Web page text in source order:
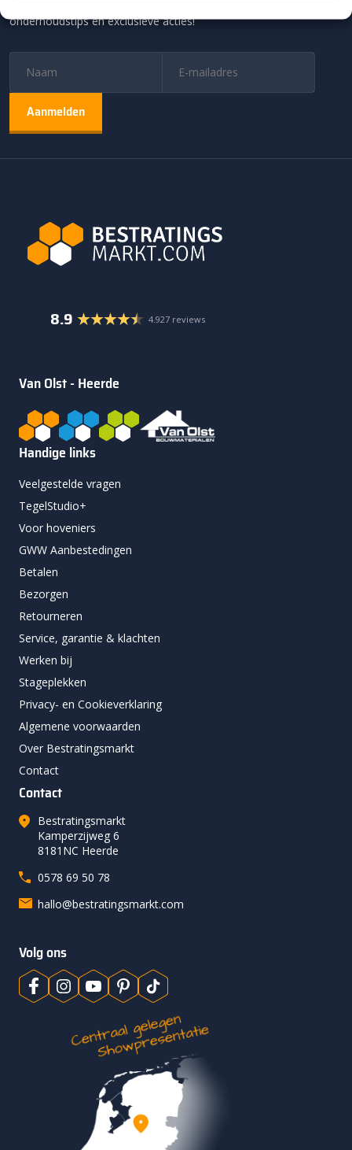
onderhoudstips en exclusieve acties!
8.9 4.927 reviews
Van Olst - Heerde
Handige links
Veelgestelde vragen
TegelStudio+
Voor hoveniers
GWW Aanbestedingen
Betalen
Bezorgen
Retourneren
Service, garantie & klachten
Werken bij
Stageplekken
Privacy- en Cookieverklaring
Algemene voorwaarden
Over Bestratingsmarkt
Contact
Contact
Bestratingsmarkt
Kamperzijweg 6
8181NC Heerde
0578 69 50 78
hallo@bestratingsmarkt.com
Volg ons